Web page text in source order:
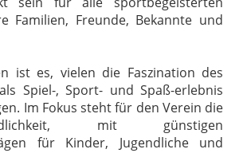
Familien, Freunde, Bekannte und
ist es, vielen die Faszination des
als Spiel-,Sport- und Spaß-erlebnis
Im Fokus steht für den Verein die
mit
günstigen
für Kinder, Jugendliche und